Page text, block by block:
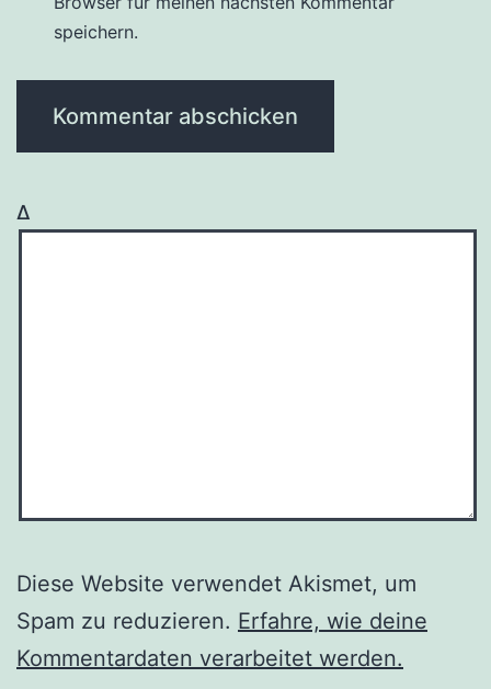
speichern.
Δ
Diese Website verwendet Akismet, um
Spam zu reduzieren. Erfahre, wie deine
Kommentardaten verarbeitet werden.